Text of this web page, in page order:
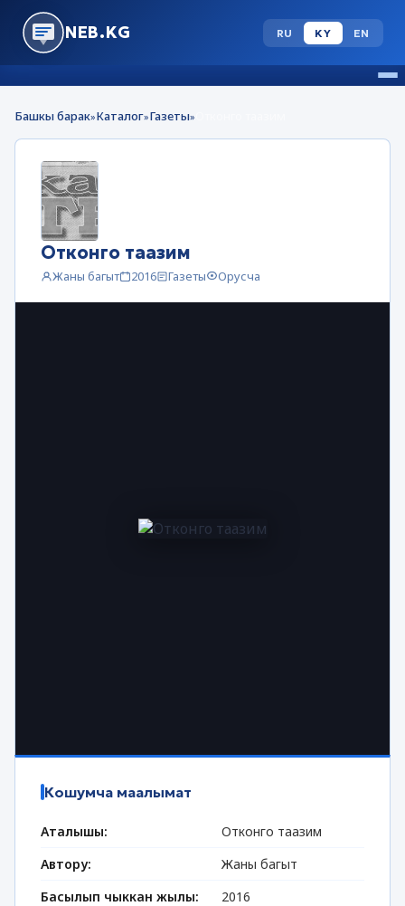
NEB.KG RU KY EN
Башкы барак»Каталог»Газеты»
Отконго таазим
Жаны багыт 2016 Газеты Орусча
Кошумча маалымат
Аталышы:
Отконго таазим
Автору:
Жаны багыт
Басылып чыккан жылы:
2016